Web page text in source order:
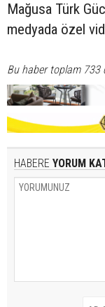
Mağusa Türk
medyada özel
Bu haber toplam 733
HABERE YORUM